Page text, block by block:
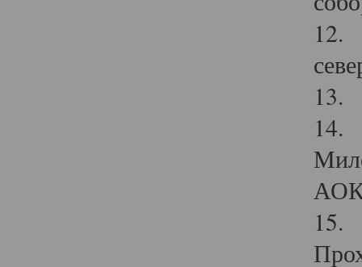
12.
13.
14.
15.